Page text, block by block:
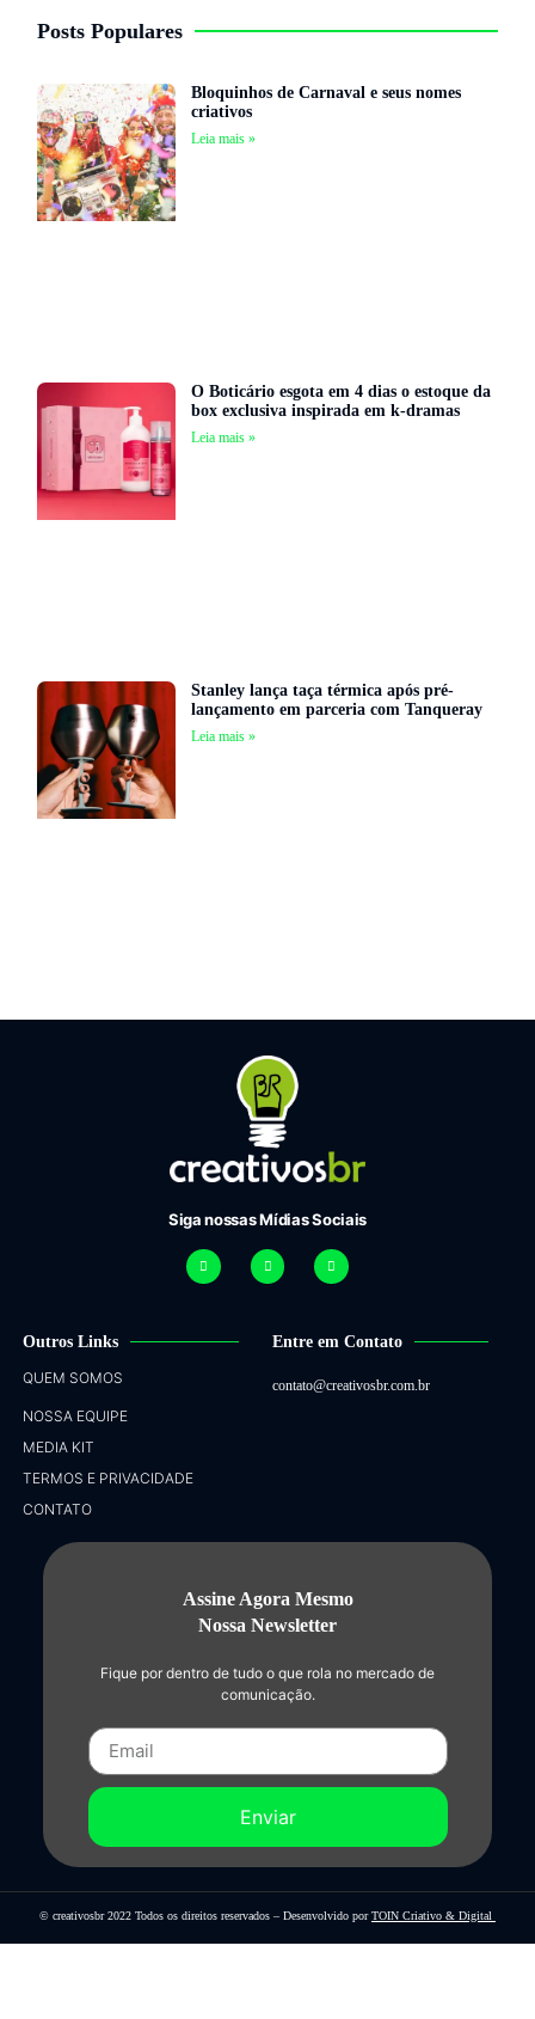
Posts Populares
Bloquinhos de Carnaval e seus nomes
criativos
Leia mais »
O Boticário esgota em 4 dias o estoque da
box exclusiva inspirada em k-dramas
Leia mais »
Stanley lança taça térmica após pré-
lançamento em parceria com Tanqueray
Leia mais »
Siga nossas Mídias Sociais
Outros Links
QUEM SOMOS
NOSSA EQUIPE
MEDIA KIT
TERMOS E PRIVACIDADE
CONTATO
Entre em Contato
contato@creativosbr.com.br
Assine Agora Mesmo
Nossa Newsletter
Fique por dentro de tudo o que rola no mercado de
comunicação.
Enviar
© creativosbr 2022 Todos os direitos reservados – Desenvolvido porTOIN Criativo & Digital